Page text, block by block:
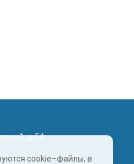
cookie–файлы, в
д.54